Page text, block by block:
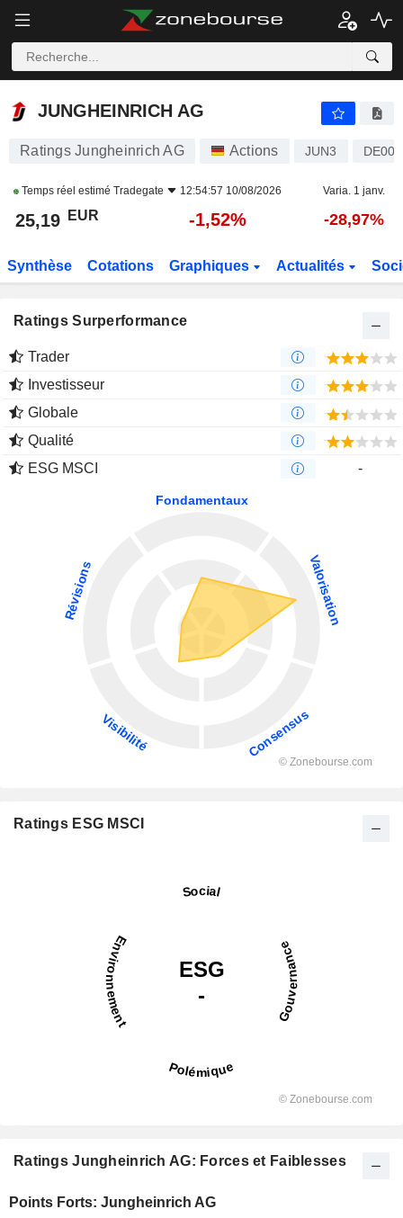
JUNGHEINRICH AG
JUNGHEINRICH AG
Ratings Jungheinrich AG Actions JUN3
Temps réel estimé Tradegate 12:54:57 10/08/2026 Varia. 1 janv.
25,19 EUR -1,52% -28,97%
Synthèse Cotations Graphiques Actualités
Ratings Surperformance
Trader
Investisseur
Globale
Qualité
ESG MSCI
-
Ratings ESG MSCI
Ratings Jungheinrich AG: Forces et Faiblesses
Points Forts: Jungheinrich AG